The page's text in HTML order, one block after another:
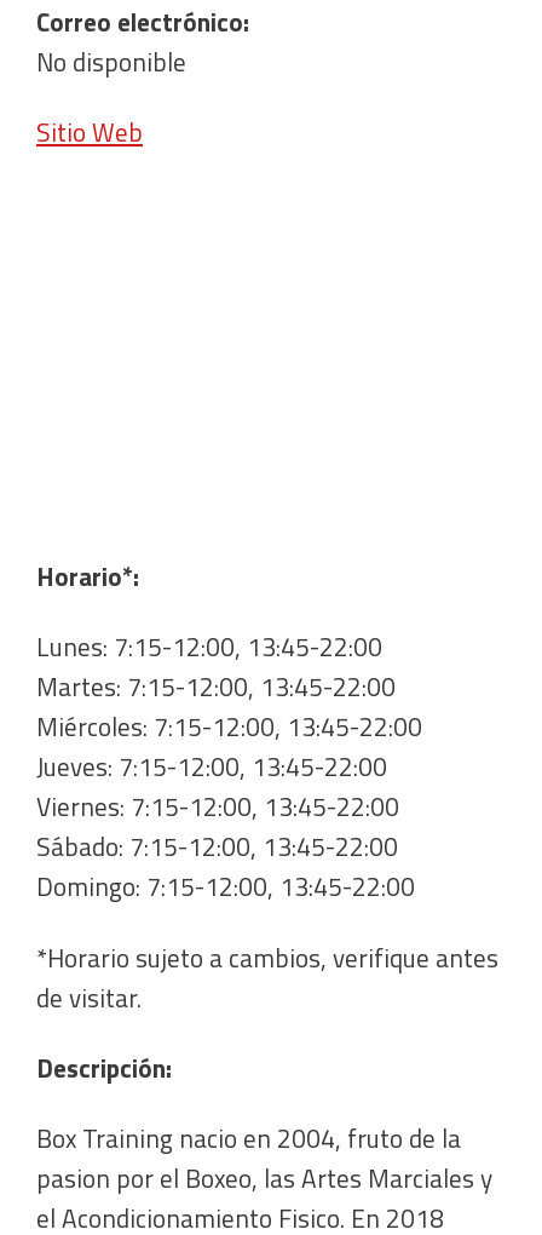
Correo electrónico:
No disponible
Sitio Web
Horario*:
Lunes: 7:15-12:00, 13:45-22:00
Martes: 7:15-12:00, 13:45-22:00
Miércoles: 7:15-12:00, 13:45-22:00
Jueves: 7:15-12:00, 13:45-22:00
Viernes: 7:15-12:00, 13:45-22:00
Sábado: 7:15-12:00, 13:45-22:00
Domingo: 7:15-12:00, 13:45-22:00
*Horario sujeto a cambios, verifique antes
de visitar.
Descripción:
Box Training nacio en 2004, fruto de la
pasion por el Boxeo, las Artes Marciales y
el Acondicionamiento Fisico. En 2018